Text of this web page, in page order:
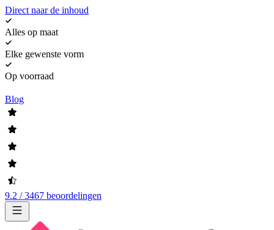
Direct naar de inhoud
Alles op maat
Elke gewenste vorm
Op voorraad
Blog
9.2 / 3467 beoordelingen